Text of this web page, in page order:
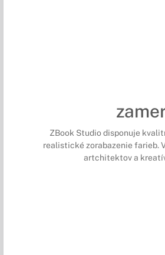
ZBook Studio disponuje
realistické zorabazenie farieb.
artchitektov a